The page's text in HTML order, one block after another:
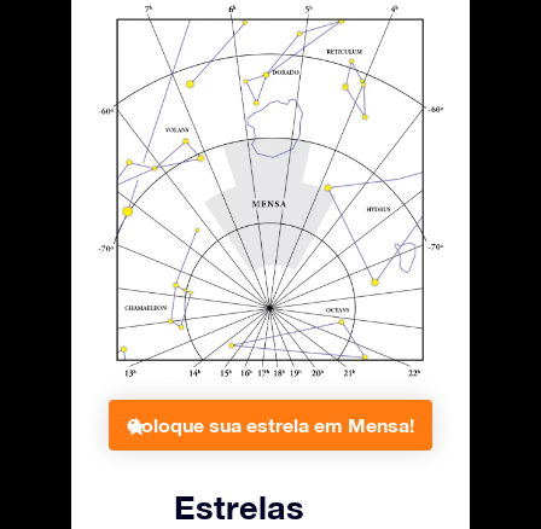
Coloque sua estrela em Mensa!
Estrelas